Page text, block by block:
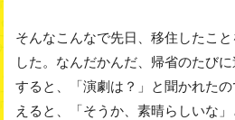
そんなこんなで先日、移住したこ
した。なんだかんだ、帰省のたびに
すると、「演劇は？」と聞かれた
えると、「そうか、素晴らしいな